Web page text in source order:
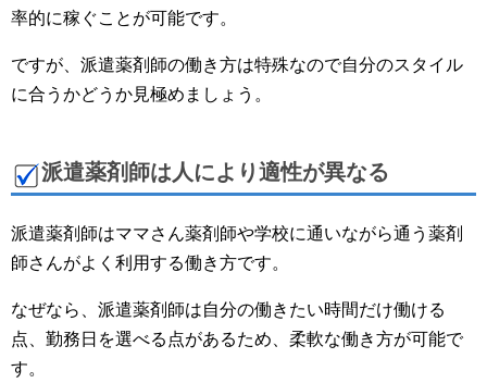
率的に稼ぐことが可能です。
ですが、派遣薬剤師の働き方は特殊なので自分のスタイル
に合うかどうか見極めましょう。
派遣薬剤師は人により適性が異なる
派遣薬剤師はママさん薬剤師や学校に通いながら通う薬剤
師さんがよく利用する働き方です。
なぜなら、派遣薬剤師は自分の働きたい時間だけ働ける
点、勤務日を選べる点があるため、柔軟な働き方が可能で
す。